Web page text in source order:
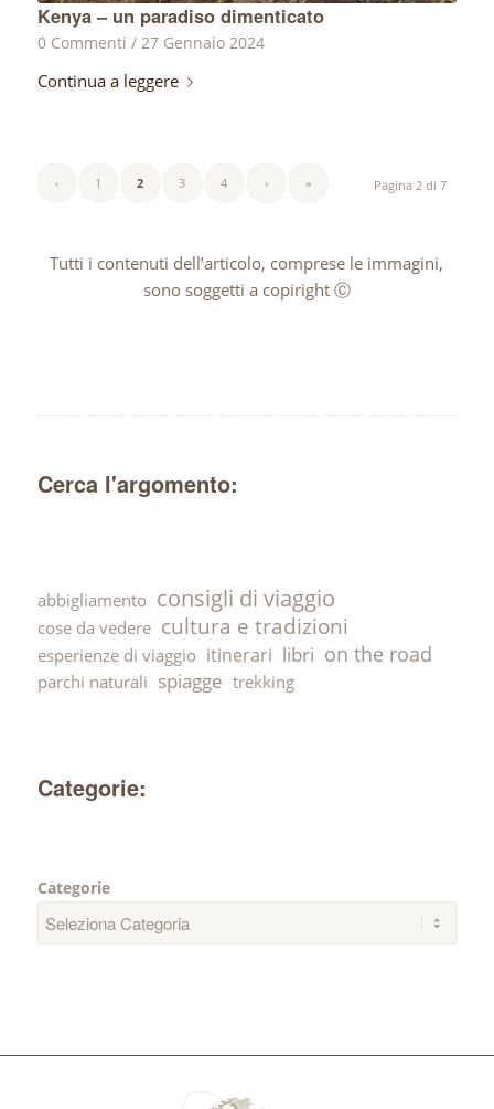
Kenya – un paradiso dimenticato
0 Commenti / 27 Gennaio 2024
Continua a leggere
Pagina 2 di 7
‹ 1 2 3 4 › »
Tutti i contenuti dell’articolo, comprese le immagini,
sono soggetti a copiright Ⓒ
Cerca l'argomento:
abbigliamento consigli di viaggio
cose da vedere cultura e tradizioni
esperienze di viaggio itinerari libri on the road
parchi naturali spiagge trekking
Categorie:
Categorie